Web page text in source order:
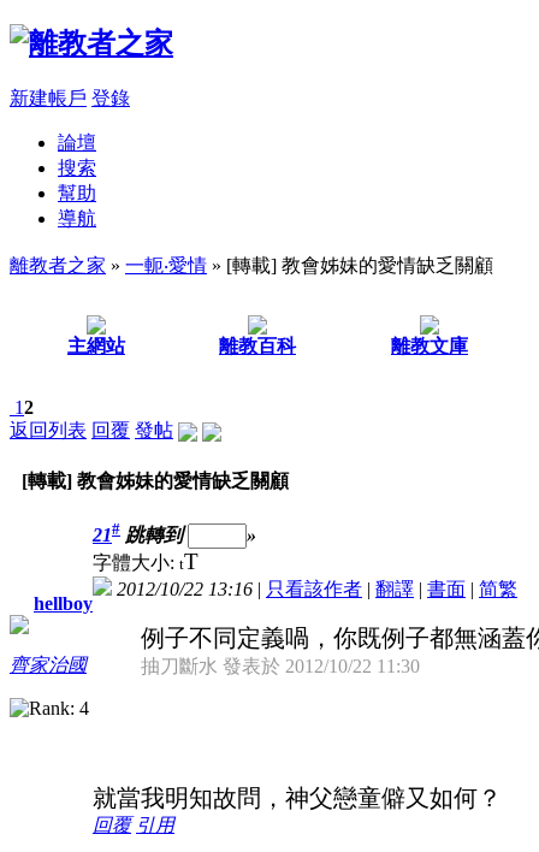
新建帳戶 登錄
論壇
搜索
幫助
導航
離教者之家 » 一軛‧愛情 » [轉載] 教會姊妹的愛情缺乏關顧
主網站 離教百科 離教文庫
12
返回列表 回覆 發帖
[轉載] 教會姊妹的愛情缺乏關顧
hellboy
齊家治國
21# 跳轉到
»
字體大小: tT
2012/10/22 13:16 | 只看該作者 | 翻譯 | 書面 | 简繁
例子不同定義喎，你既例子都無涵蓋
抽刀斷水 發表於 2012/10/22 11:30
就當我明知故問，神父戀童僻又如何？
回覆 引用